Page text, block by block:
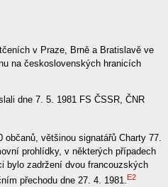
v Praze, Brně a Bratislavě ve
na československých hranicích
dne 7. 5. 1981 FS ČSSR, ČNR
většinou signatářů Charty 77.
prohlídky, v některých případech
bylo zadržení dvou francouzských
přechodu dne 27. 4. 1981. E2